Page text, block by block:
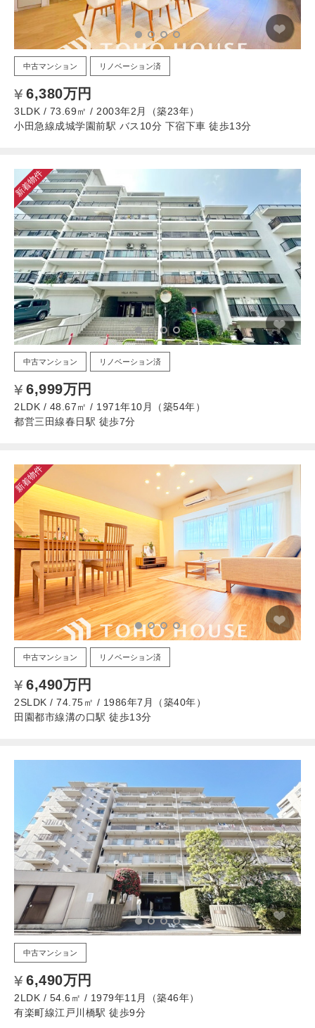
中古マンション リノベーション済
6,380万円
3LDK / 73.69㎡ / 2003年2月（築23年）
小田急線成城学園前駅 バス10分 下宿下車 徒歩13分
新着物件
中古マンション リノベーション済
6,999万円
2LDK / 48.67㎡ / 1971年10月（築54年）
都営三田線春日駅 徒歩7分
新着物件
中古マンション リノベーション済
6,490万円
2SLDK / 74.75㎡ / 1986年7月（築40年）
田園都市線溝の口駅 徒歩13分
中古マンション
6,490万円
2LDK / 54.6㎡ / 1979年11月（築46年）
有楽町線江戸川橋駅 徒歩9分